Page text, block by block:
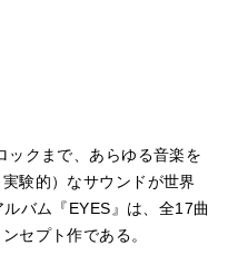
ックまで、あらゆる音楽を
験的）なサウンドが世界
バム『EYES』は、全17曲
セプト作である。